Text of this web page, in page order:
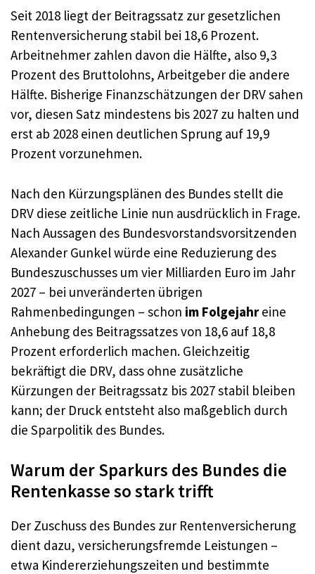
Seit 2018 liegt der Beitragssatz zur gesetzlichen
Rentenversicherung stabil bei 18,6 Prozent.
Arbeitnehmer zahlen davon die Hälfte, also 9,3
Prozent des Bruttolohns, Arbeitgeber die andere
Hälfte. Bisherige Finanzschätzungen der DRV sahen
vor, diesen Satz mindestens bis 2027 zu halten und
erst ab 2028 einen deutlichen Sprung auf 19,9
Prozent vorzunehmen.
Nach den Kürzungsplänen des Bundes stellt die
DRV diese zeitliche Linie nun ausdrücklich in Frage.
Nach Aussagen des Bundesvorstandsvorsitzenden
Alexander Gunkel würde eine Reduzierung des
Bundeszuschusses um vier Milliarden Euro im Jahr
2027 – bei unveränderten übrigen
Rahmenbedingungen – schon im Folgejahreine
Anhebung des Beitragssatzes von 18,6 auf 18,8
Prozent erforderlich machen. Gleichzeitig
bekräftigt die DRV, dass ohne zusätzliche
Kürzungen der Beitragssatz bis 2027 stabil bleiben
kann; der Druck entsteht also maßgeblich durch
die Sparpolitik des Bundes.
Warum der Sparkurs des Bundes die
Rentenkasse so stark trifft
Der Zuschuss des Bundes zur Rentenversicherung
dient dazu, versicherungsfremde Leistungen –
etwa Kindererziehungszeiten und bestimmte